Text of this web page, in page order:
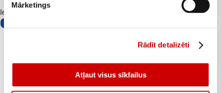
Mārketings
Rādīt detalizēti
Atļaut visus sīkfailus
Iesakām ar